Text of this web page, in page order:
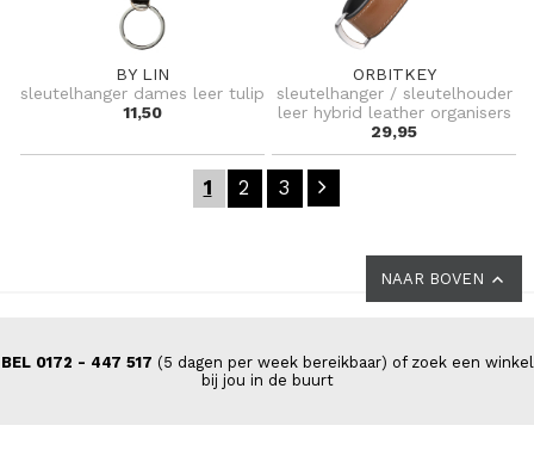
BY LIN
sleutelhanger dames leer tulip
11,50
ORBITKEY
sleutelhanger / sleutelhouder
leer hybrid leather organisers
29,95
1 2 3
NAAR BOVEN
BEL 0172 - 447 517 (5 dagen per week bereikbaar) of zoek een winkel
bij jou in de buurt